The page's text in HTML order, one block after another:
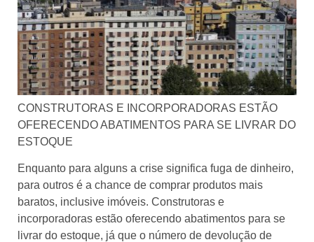
CONSTRUTORAS E INCORPORADORAS ESTÃO
OFERECENDO ABATIMENTOS PARA SE LIVRAR DO
ESTOQUE
Enquanto para alguns a crise significa fuga de dinheiro,
para outros é a chance de comprar produtos mais
baratos, inclusive imóveis. Construtoras e
incorporadoras estão oferecendo abatimentos para se
livrar do estoque, já que o número de devolução de